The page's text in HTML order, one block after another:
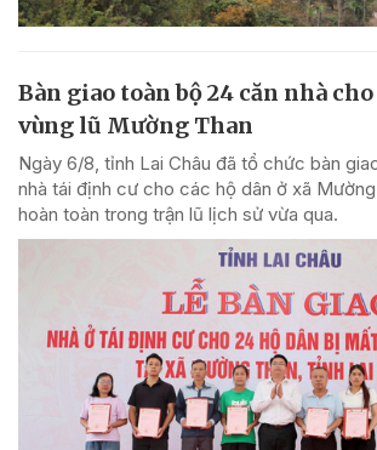
Bàn giao toàn bộ 24 căn nhà
vùng lũ Mường Than
Ngày 6/8, tỉnh Lai Châu đã tổ chức bàn
nhà tái định cư cho các hộ dân ở xã
hoàn toàn trong trận lũ lịch sử vừa qua.